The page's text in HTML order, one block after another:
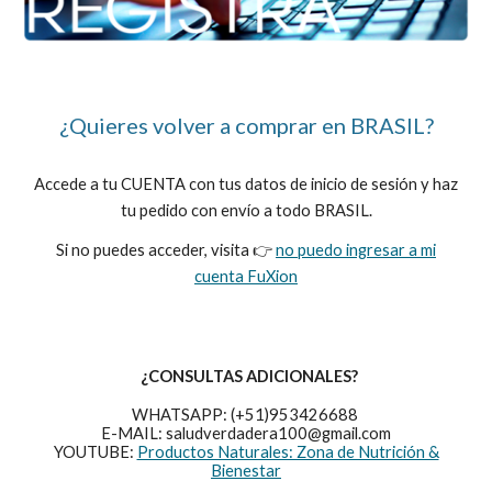
¿Quieres volver a comprar en BRASIL?
Accede a tu CUENTA con tus datos de inicio de sesión y haz
tu pedido con envío a todo BRASIL.
Si no puedes acceder, visita 👉no puedo ingresar a mi
cuenta FuXion
¿CONSULTAS ADICIONALES?
WHATSAPP: (+51)953426688
E-MAIL: saludverdadera100@gmail.com
YOUTUBE: Productos Naturales: Zona de Nutrición &
Bienestar